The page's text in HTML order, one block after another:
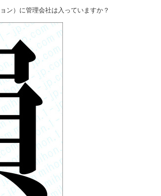
ン）に管理会社は入っていますか？